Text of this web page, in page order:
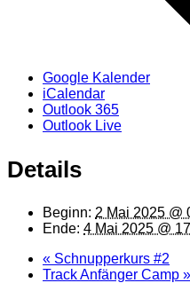
Google Kalender
iCalendar
Outlook 365
Outlook Live
Details
Beginn: 2 Mai 2025 @
Ende: 4 Mai 2025 @
« Schnupperkurs #2
Track Anfänger Camp »